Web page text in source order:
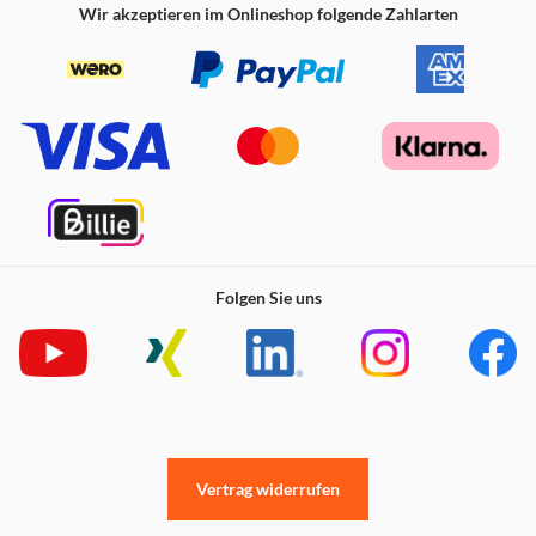
ohne die JBL QuantumENGINE zu passieren. Die
zusätzliche Genauigkeit und akustische Präsenz, die du
benötigst, um das Spiel zu gewinnen.
über den USB-A-Dongle/-Adapter auf Windows 10/11,
bietet dir professionelles 3D-Audio auf deinem PC.
Signature bist du mitten im Spiel
episch wirkt und jeder Spieler noch besser wird. Die Hi-
Res-zertifizierten 50-mm-Neodym-Treiber liefern eine
von JBL-Audiospezialisten abgestimmte und speziell für
Spiele entwickelte Soundkurve. Unser charakteristisches
Kabelloses System mit geringer Latenz
Wir akzeptieren im Onlineshop folgende Zahlarten
Folgen Sie uns
Vertrag widerrufen